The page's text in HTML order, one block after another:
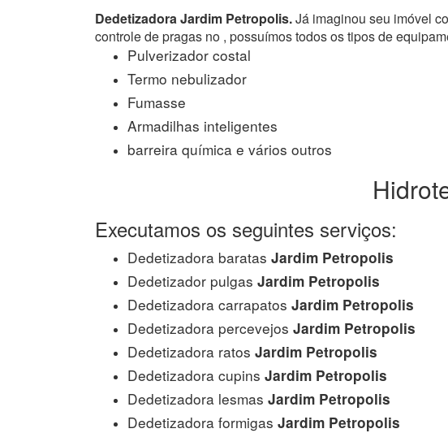
Dedetizadora Jardim Petropolis.Já imaginou seu imóvel
controle de pragas no , possuímos todos os tipos de
Pulverizador costal
Termo nebulizador
Fumasse
Armadilhas inteligentes
barreira química e vários outros
Executamos os seguintes serviços:
Dedetizadora baratas Jardim Petropolis
Dedetizador pulgas Jardim Petropolis
Dedetizadora carrapatos Jardim Petropolis
Dedetizadora percevejos Jardim Petropolis
Dedetizadora ratos Jardim Petropolis
Dedetizadora cupins Jardim Petropolis
Dedetizadora lesmas Jardim Petropolis
Dedetizadora formigas Jardim Petropolis